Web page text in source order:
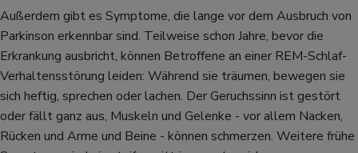
Außerdem gibt es Symptome, die lange vor dem Ausbruch von
Parkinson erkennbar sind. Teilweise schon Jahre, bevor die
Erkrankung ausbricht, können Betroffene an einer REM-Schlaf-
Verhaltensstörung leiden: Während sie träumen, bewegen sie
sich heftig, sprechen oder lachen. Der Geruchssinn ist gestört
oder fällt ganz aus, Muskeln und Gelenke - vor allem Nacken,
Rücken und Arme und Beine - können schmerzen. Weitere frühe